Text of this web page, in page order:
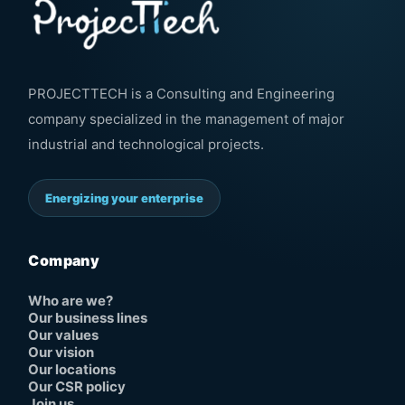
PROJECTTECH is a Consulting and Engineering
company specialized in the management of major
industrial and technological projects.
Energizing your enterprise
Company
Who are we?
Our business lines
Our values
Our vision
Our locations
Our CSR policy